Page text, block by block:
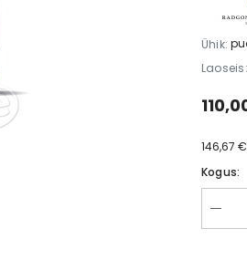
Ühik:
Laoseis:
146,67
Kogus:
artišokid õlis 200g
€
Jalapeno
4,80 €